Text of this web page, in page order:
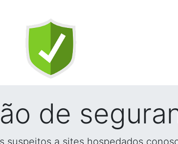
de
suspeitos a sites hospedados